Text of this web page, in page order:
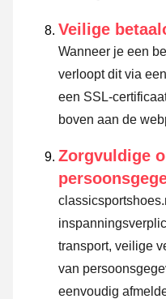
Veilige
Wanneer je een
verloopt dit via
een SSL-
boven aan de
Zorgvuldige
transport, veilige
van
eenvoudig